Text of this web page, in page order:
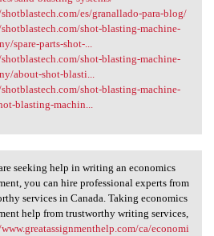
es/granallado-para-blog/
shot-blasting-machine-
spare-parts-shot-...
shot-blasting-machine-
about-shot-blasti...
shot-blasting-machine-
blasting-machin...
seeking help in
seeking help in writing an economics
you can hire professional experts from
services in Canada. Taking economics
help from trustworthy writing services,
ca/economi